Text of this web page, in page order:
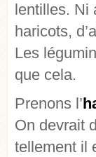
lentilles. Ni
haricots,
Les
que cela.
Prenons l’
On devrait
tellement il